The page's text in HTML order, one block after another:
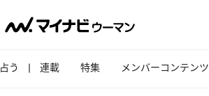
占う 連載 特集 メンバーコンテンツ